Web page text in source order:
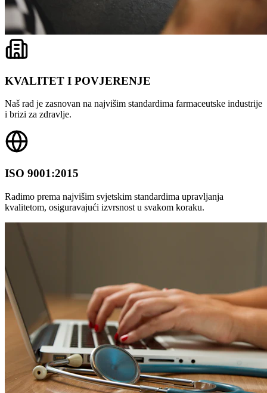
KVALITET I POVJERENJE
Naš rad je zasnovan na najvišim standardima farmaceutske industrije
i brizi za zdravlje.
ISO 9001:2015
Radimo prema najvišim svjetskim standardima upravljanja
kvalitetom, osiguravajući izvrsnost u svakom koraku.